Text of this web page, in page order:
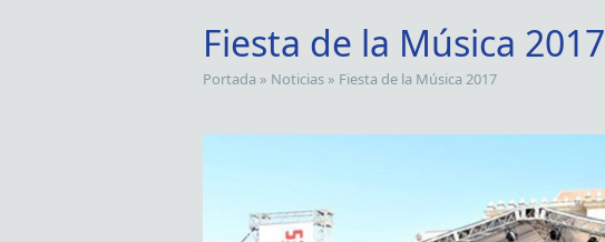
Fiesta de la Música 2017
Portada » Noticias » Fiesta de la Música 2017